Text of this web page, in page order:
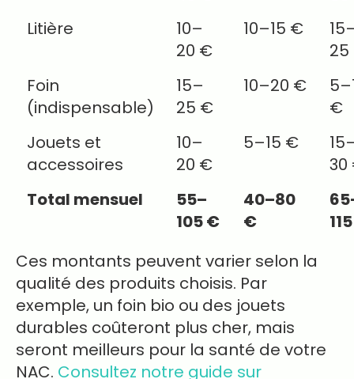
Litière
10–
20 €
10–15 €
Foin
(indispensable)
15–
25 €
10–20 €
€
Jouets et
accessoires
10–
20 €
5–15 €
30
Total mensuel
55–
105 €
40–80
€
Ces montants peuvent varier selon la
qualité des produits choisis. Par
exemple, un foin bio ou des jouets
durables coûteront plus cher, mais
seront meilleurs pour la santé de votre
NAC. Consultez notre guide sur